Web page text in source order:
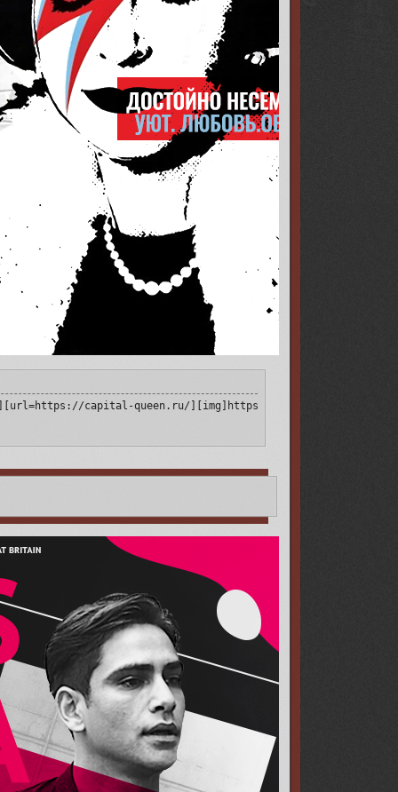
img][/url][/align]
capital-queen.ru/][img]https://upforme.ru/